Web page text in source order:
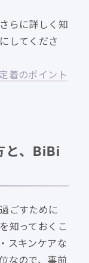
らに詳しく知
してくださ
着のポイント
と、BiBi
ごすために
知っておくこ
スキンケアな
なので、事前